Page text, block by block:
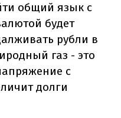
общий язык с
будет
рубли в
газ - это
с
долги